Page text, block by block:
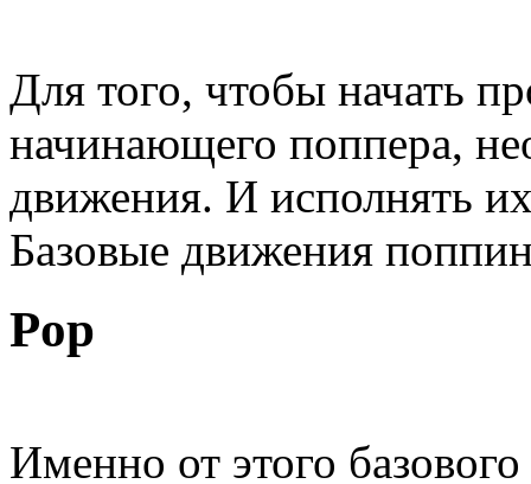
Для того, чтобы начать
начинающего поппера,
движения. И исполнять
Базовые движения
Pop
Именно от этого